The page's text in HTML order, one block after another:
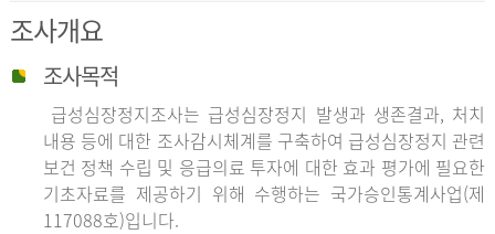
조사개요
조사목적
급성심장정지조사는 급성심장정지 발생과 생존결과, 처치
내용 등에 대한 조사감시체계를 구축하여 급성심장정지 관련
보건 정책 수립 및 응급의료 투자에 대한 효과 평가에 필요한
기초자료를 제공하기 위해 수행하는 국가승인통계사업(제
117088호)입니다.